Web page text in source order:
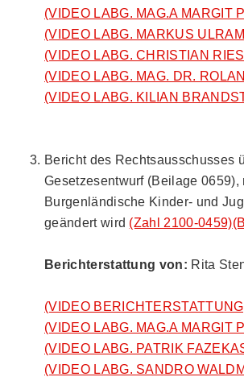
(VIDEO LABG. MAG.A MARGIT
(VIDEO LABG. MARKUS
(VIDEO LABG. CHRISTIAN
(VIDEO LABG. MAG. DR.
(VIDEO LABG. KILIAN
Bericht des Rechtsausschusses
Gesetzesentwurf (Beilage 0659),
Burgenländische Kinder- und
geändert wird (Zahl 2100-0459)
Berichterstattung von: Rita
(VIDEO
(VIDEO LABG. MAG.A MARGIT
(VIDEO LABG. PATRIK
(VIDEO LABG. SANDRO